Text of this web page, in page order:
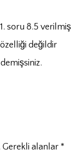
soru 8.5 verilmiş
değildir
Gerekli alanlar *